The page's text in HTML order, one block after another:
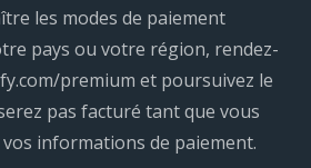
les modes de paiement
pays ou votre région, rendez-
premium et poursuivez le
pas facturé tant que vous
vos informations de paiement.